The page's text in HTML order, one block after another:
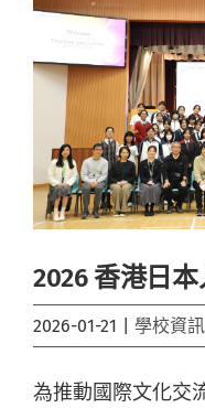
Image
2026 香港日
2026-01-21 學校資訊
為推動國際文化交